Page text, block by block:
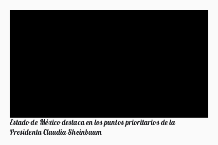
Estado de México destaca en los puntos prioritarios de la
Presidenta Claudia Sheinbaum